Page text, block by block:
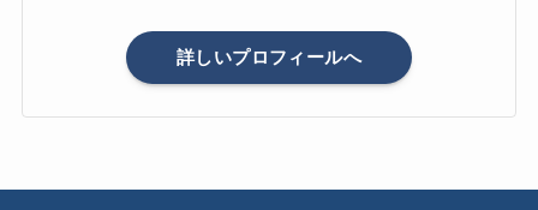
詳しいプロフィールへ